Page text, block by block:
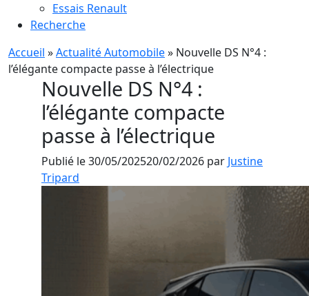
Essais Renault
Recherche
Accueil »Actualité Automobile» Nouvelle DS N°4 :
l’élégante compacte passe à l’électrique
Nouvelle DS N°4 :
l’élégante compacte
passe à l’électrique
Publié le30/05/202520/02/2026 par Justine
Tripard